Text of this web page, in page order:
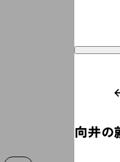
向井の